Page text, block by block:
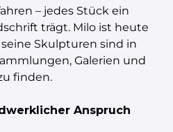
– jedes Stück ein
trägt. Milo ist heute
Skulpturen sind in
Galerien und
finden.
Anspruch